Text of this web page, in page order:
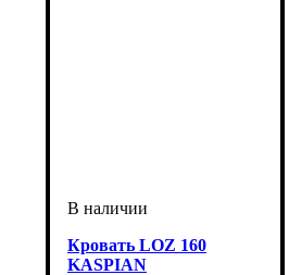
Кровать LOZ 160
KASPIAN